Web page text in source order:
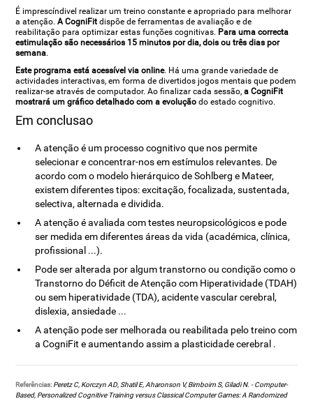
É imprescíndivel realizar um treino constante e apropriado para melhorar
a atenção.A CogniFit dispõe de ferramentas de avaliação e de
reabilitação para optimizar estas funções cognitivas. Para uma correcta
estimulação são necessários 15 minutos por dia, dois ou três dias por
semana.
Este programa está acessível via online. Há uma grande variedade de
actividades interactivas, em forma de divertidos jogos mentais que podem
realizar-se através de computador. Ao finalizar cada sessão,a CogniFit
mostrará um gráfico detalhado com a evolução do estado cognitivo.
Em conclusao
A atenção é um processo cognitivo que nos permite
selecionar e concentrar-nos em estímulos relevantes. De
acordo com o modelo hierárquico de Sohlberg e Mateer,
existem diferentes tipos: excitação, focalizada, sustentada,
selectiva, alternada e dividida.
A atenção é avaliada com testes neuropsicológicos e pode
ser medida em diferentes áreas da vida (académica, clínica,
profissional ...).
Pode ser alterada por algum transtorno ou condição como o
Transtorno do Déficit de Atenção com Hiperatividade (TDAH)
ou sem hiperatividade (TDA), acidente vascular cerebral,
dislexia, ansiedade ...
A atenção pode ser melhorada ou reabilitada pelo treino com
a CogniFit e aumentando assim a plasticidade cerebral .
Referências: Peretz C, Korczyn AD, Shatil E, Aharonson V, Birnboim S, Giladi N. - Computer-
Based, Personalized Cognitive Training versus Classical Computer Games: A Randomized